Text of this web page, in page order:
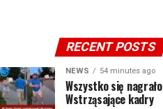
RECENT POSTS
NEWS 54 minutes ago
Wszystko się nagrało
Wstrząsające kadry